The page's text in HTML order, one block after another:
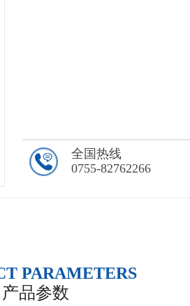
全国热线
0755-82762266
PARAMETERS
产品参数